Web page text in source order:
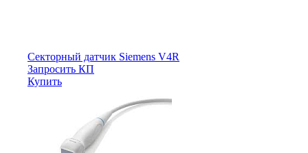
Секторный датчик Siemens V4R
Запросить КП
Купить